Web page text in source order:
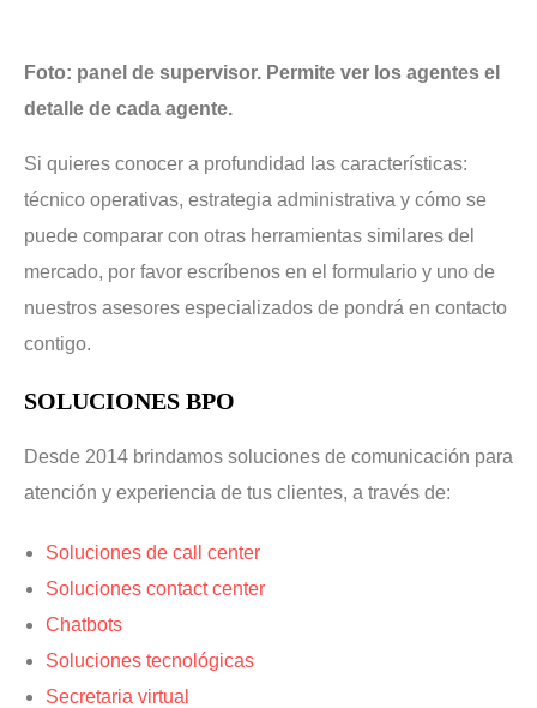
Foto: panel de supervisor. Permite ver los agentes el
detalle de cada agente.
Si quieres conocer a profundidad las características:
técnico operativas, estrategia administrativa y cómo se
puede comparar con otras herramientas similares del
mercado, por favor escríbenos en el formulario y uno de
nuestros asesores especializados de pondrá en contacto
contigo.
SOLUCIONES BPO
Desde 2014 brindamos soluciones de comunicación para
atención y experiencia de tus clientes, a través de:
Soluciones de call center
Soluciones contact center
Chatbots
Soluciones tecnológicas
Secretaria virtual